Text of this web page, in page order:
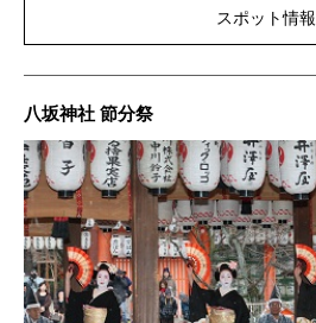
スポット情報
八坂神社 節分祭